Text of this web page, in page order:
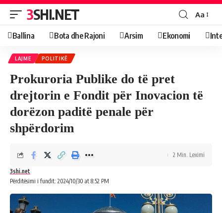
3SHI.NET Aa
Ballina Bota dhe Rajoni Arsim Ekonomi
LAJME POLITIKË
Prokuroria Publike do të pret
drejtorin e Fondit për Inovacion të
dorëzon paditë penale për
shpërdorim
Përditësimi i fundit: 2024/10/30 at 8:52 PM
3shi.net
2 Min. Leximi